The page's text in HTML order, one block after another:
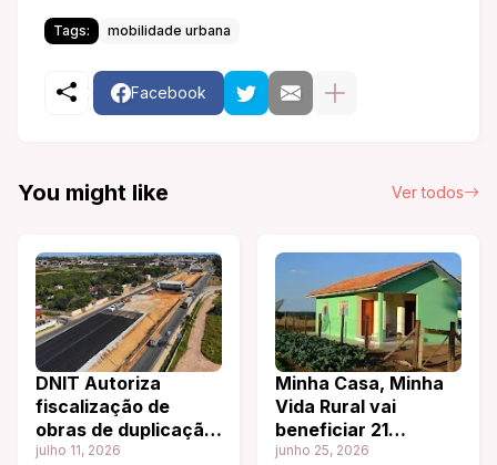
Tags: mobilidade urbana
Facebook
You might like Ver todos
DNIT Autoriza
fiscalização de
obras de duplicação
sa Br-324
julho 11, 2026
Minha Casa, Minha
Vida Rural vai
beneficiar 21
municípios dos
junho 25, 2026